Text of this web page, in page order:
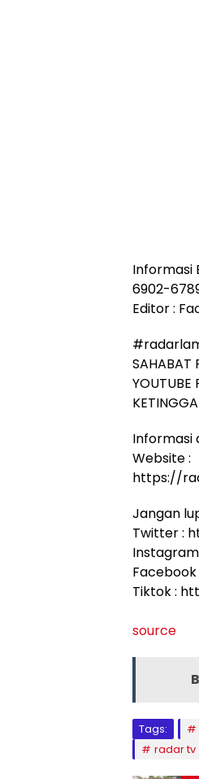
Informasi
6902-
Editor :
SAHABAT
YOUTUBE
Informasi
Website :
https://
Jangan
Twitter :
Tiktok :
source
Tags:
radar tv